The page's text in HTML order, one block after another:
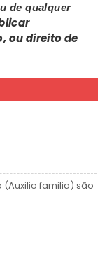
de qualquer
ou direito de
familia) são